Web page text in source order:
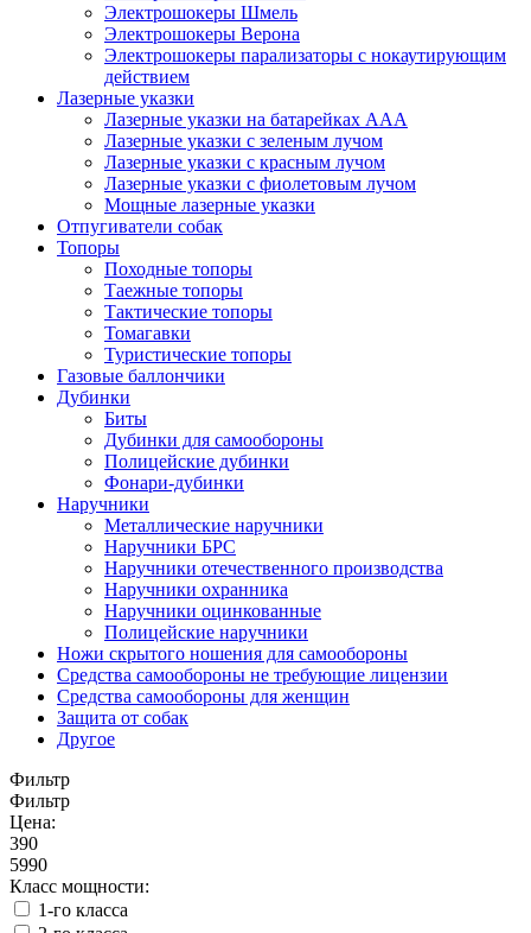
Электрошокеры Шмель
Электрошокеры Верона
Электрошокеры парализаторы с нокаутирующим
действием
Лазерные указки
Лазерные указки на батарейках ААА
Лазерные указки с зеленым лучом
Лазерные указки с красным лучом
Лазерные указки с фиолетовым лучом
Мощные лазерные указки
Отпугиватели собак
Топоры
Походные топоры
Таежные топоры
Тактические топоры
Томагавки
Туристические топоры
Газовые баллончики
Дубинки
Биты
Дубинки для самообороны
Полицейские дубинки
Фонари-дубинки
Наручники
Металлические наручники
Наручники БРС
Наручники отечественного производства
Наручники охранника
Наручники оцинкованные
Полицейские наручники
Ножи скрытого ношения для самообороны
Средства самообороны не требующие лицензии
Средства самообороны для женщин
Защита от собак
Другое
Фильтр
Фильтр
Цена:
390
5990
Класс мощности:
1-го класса